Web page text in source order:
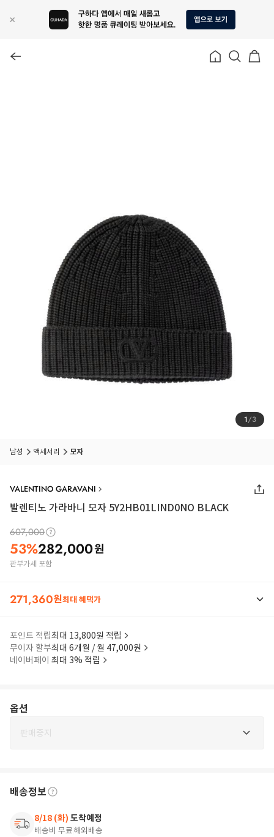
1/3
남성 액세서리 모자
VALENTINO GARAVANI
발렌티노 가라바니 모자 5Y2HB01LIND0NO BLACK
607,000
53%282,000원
관부가세 포함
271,360원최대 혜택가
포인트 적립최대 13,800원 적립
무이자 할부최대 6개월 / 월 47,000원
네이버페이 최대 3% 적립
옵션
판매중지
배송정보
8/18 (화) 도착예정
배송비 무료해외배송